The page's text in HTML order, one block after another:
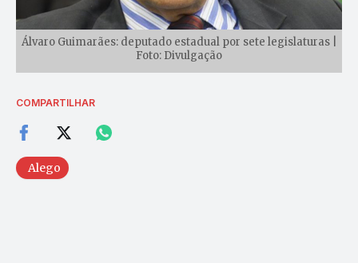
Álvaro Guimarães: deputado estadual por sete legislaturas |
Foto: Divulgação
COMPARTILHAR
Alego